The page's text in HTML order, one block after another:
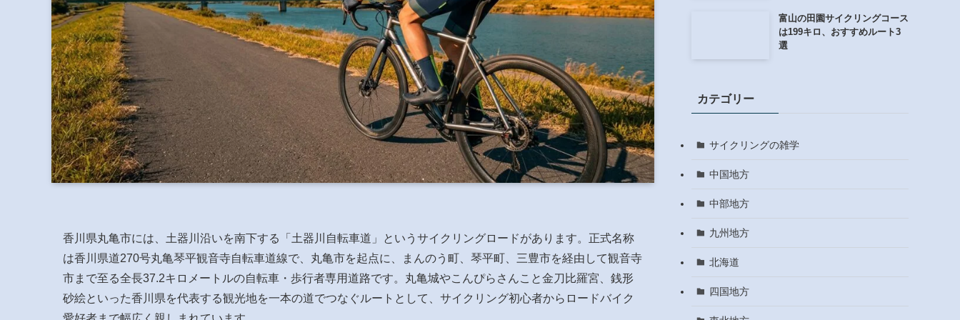
香川県丸亀市には、土器川沿いを南下する「土器川自転車道」というサイクリングロードがあります。正式名称
は香川県道270号丸亀琴平観音寺自転車道線で、丸亀市を起点に、まんのう町、琴平町、三豊市を経由して観音寺
市まで至る全長37.2キロメートルの自転車・歩行者専用道路です。丸亀城やこんぴらさんこと金刀比羅宮、銭形
砂絵といった香川県を代表する観光地を一本の道でつなぐルートとして、サイクリング初心者からロードバイク
富山の田園サイクリングコース
は199キロ、おすすめルート3
選
カテゴリー
サイクリングの雑学
中国地方
中部地方
九州地方
北海道
四国地方